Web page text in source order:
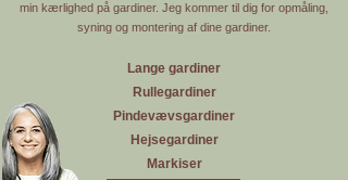
min kærlighed på gardiner. Jeg kommer til dig for opmåling,
syning og montering af dine gardiner.
Lange gardiner
Rullegardiner
Pindevævsgardiner
Hejsegardiner
Markiser